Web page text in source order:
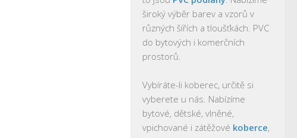
široký výběr barev a vzorů v
různých šířích a tloušťkách. PVC
do bytových i komerčních
prostorů.
Vybíráte-li koberec, určitě si
vyberete u nás. Nabízíme
bytové, dětské, vlněné,
vpichované i zátěžové koberce,